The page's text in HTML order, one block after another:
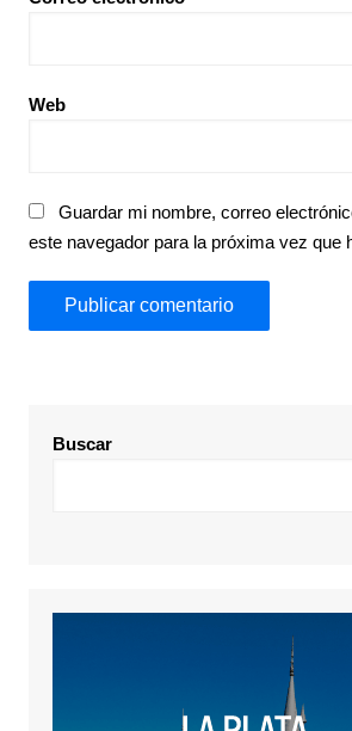
Web
Guardar mi nombre, correo
este navegador para la próxima vez que
Buscar